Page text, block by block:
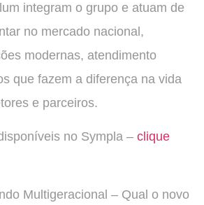
integram o grupo e atuam de
no mercado nacional,
modernas, atendimento
que fazem a diferença na vida
e parceiros.
no Sympla – clique
Multigeracional – Qual o novo